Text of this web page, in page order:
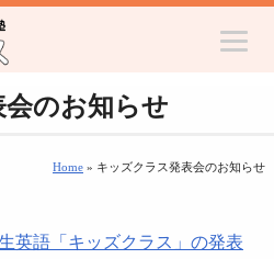
のお知らせ
Home » キッズクラス発表会のお知らせ
英語「キッズクラス」の発表